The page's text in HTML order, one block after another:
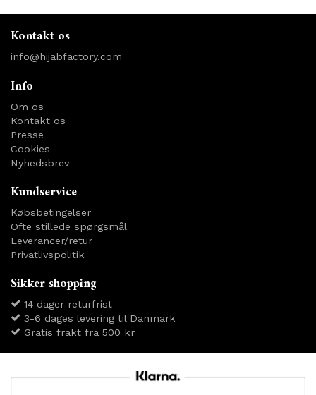
Kontakt os
info@hijabfactory.com
Info
Om os
Kontakt os
Presse
Cookies
Nyhedsbrev
Kundservice
Købsbetingelser
Ofte stillede spørgsmål
Leverancer/retur
Privatlivspolitik
Sikker shopping
14 dager returfrist
3-6 dages levering til Danmark
Gratis frakt fra 500 kr